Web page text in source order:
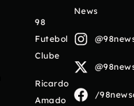
98
Futebol
Clube
Ricardo
Amado
News
/